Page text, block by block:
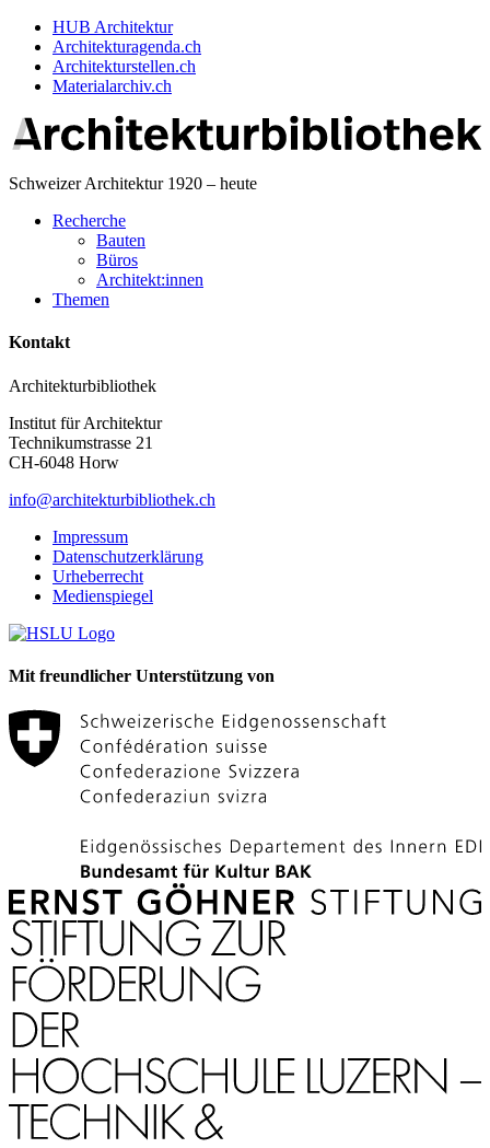
HUB Architektur
Architekturagenda.ch
Architekturstellen.ch
Materialarchiv.ch
Schweizer Architektur 1920 – heute
Recherche
Bauten
Büros
Architekt:innen
Themen
Kontakt
Architekturbibliothek
Institut für Architektur
Technikumstrasse 21
CH-6048 Horw
info@architekturbibliothek.ch
Impressum
Datenschutzerklärung
Urheberrecht
Medienspiegel
Mit freundlicher Unterstützung von